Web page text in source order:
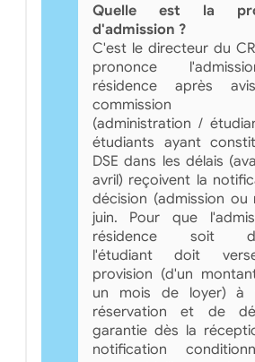
Quelle est la
d'admission ?
C'est le directeur du
prononce
résidence après
commission
(administration /
étudiants ayant
DSE dans les délais
avril) reçoivent la
décision (admission ou
juin. Pour que
résidence soit
l'étudiant doit
provision (d'un
un mois de loyer) à
réservation et de
garantie dès la
notification